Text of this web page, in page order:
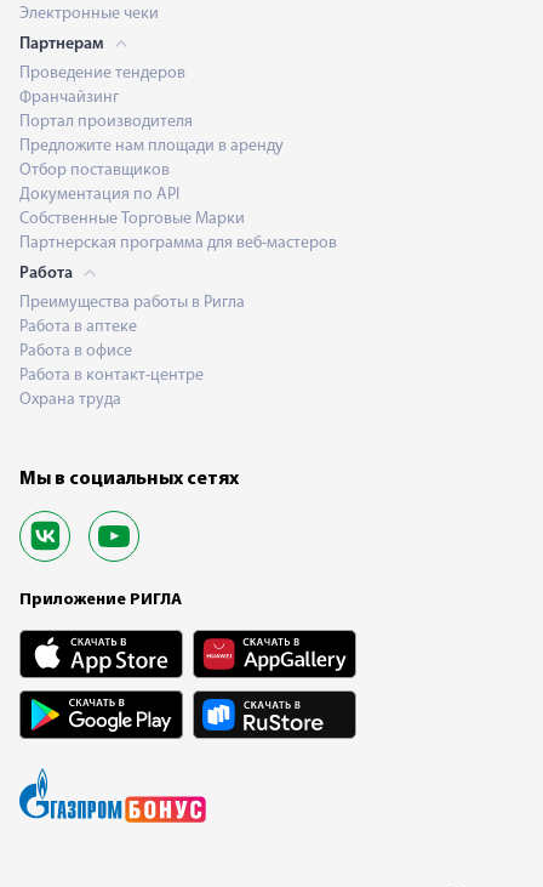
Электронные чеки
Партнерам
Проведение тендеров
Франчайзинг
Портал производителя
Предложите нам площади в аренду
Отбор поставщиков
Документация по API
Собственные Торговые Марки
Партнерская программа для веб-мастеров
Работа
Преимущества работы в Ригла
Работа в аптеке
Работа в офисе
Работа в контакт-центре
Охрана труда
Мы в социальных сетях
Приложение РИГЛА